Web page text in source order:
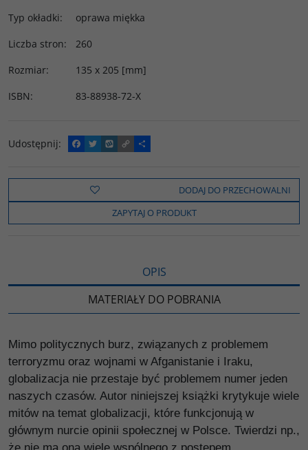
Typ okładki:
oprawa miękka
Liczba stron:
260
Rozmiar:
135 x 205 [mm]
ISBN: 83-88938-72-X
Udostępnij:
F
a
e
o
k
T
w
t
t
e
W
y
o
C
o
y
i
n
k
P
o
z
e
l
s
DODAJ DO PRZECHOWALNI
ZAPYTAJ O PRODUKT
OPIS
MATERIAŁY DO POBRANIA
Mimo politycznych burz, związanych z problemem
terroryzmu oraz wojnami w Afganistanie i Iraku,
globalizacja nie przestaje być problemem numer jeden
naszych czasów. Autor niniejszej książki krytykuje wiele
mitów na temat globalizacji, które funkcjonują w
głównym nurcie opinii społecznej w Polsce. Twierdzi np.,